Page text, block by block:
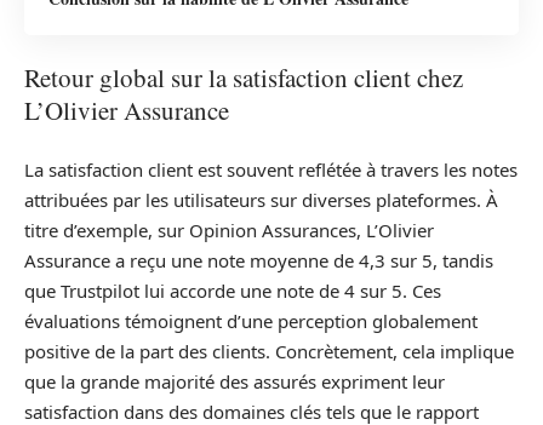
Retour global sur la satisfaction client chez
L’Olivier Assurance
La satisfaction client est souvent reflétée à travers les notes
attribuées par les utilisateurs sur diverses plateformes. À
titre d’exemple, sur Opinion Assurances, L’Olivier
Assurance a reçu une note moyenne de 4,3 sur 5, tandis
que Trustpilot lui accorde une note de 4 sur 5. Ces
évaluations témoignent d’une perception globalement
positive de la part des clients. Concrètement, cela implique
que la grande majorité des assurés expriment leur
satisfaction dans des domaines clés tels que le rapport